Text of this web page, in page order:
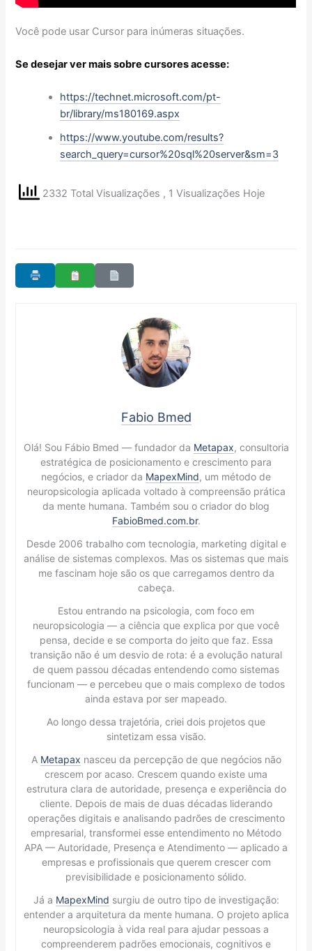
Você pode usar Cursor para inúmeras situações.
Se desejar ver mais sobre cursores acesse:
https://technet.microsoft.com/pt-
br/library/ms180169.aspx
https://www.youtube.com/results?
search_query=cursor%20sql%20server&sm=3
2332 Total Visualizações , 1 Visualizações Hoje
Fabio Bmed
Olá! Sou Fábio Bmed — fundador da Metapax, consultoria
estratégica de posicionamento e crescimento para
negócios, e criador da MapexMind, um método de
neuropsicologia aplicada voltado à compreensão prática
da mente humana. Também sou o criador do blog
FabioBmed.com.br.
Desde 2006 trabalho com tecnologia, marketing digital e
análise de sistemas complexos. Mas os sistemas que mais
me fascinam hoje são os que carregamos dentro da
cabeça.
Estou entrando na psicologia, com foco em
neuropsicologia — a ciência que explica por que você
pensa, decide e se comporta do jeito que faz. Essa
transição não é um desvio de rota: é a evolução natural
de quem passou décadas entendendo como sistemas
funcionam — e percebeu que o mais complexo de todos
ainda estava por ser mapeado.
Ao longo dessa trajetória, criei dois projetos que
sintetizam essa visão.
A Metapax nasceu da percepção de que negócios não
crescem por acaso. Crescem quando existe uma
estrutura clara de autoridade, presença e experiência do
cliente. Depois de mais de duas décadas liderando
operações digitais e analisando padrões de crescimento
empresarial, transformei esse entendimento no Método
APA — Autoridade, Presença e Atendimento — aplicado a
empresas e profissionais que querem crescer com
previsibilidade e posicionamento sólido.
Já a MapexMind surgiu de outro tipo de investigação:
entender a arquitetura da mente humana. O projeto aplica
neuropsicologia à vida real para ajudar pessoas a
compreenderem padrões emocionais, cognitivos e